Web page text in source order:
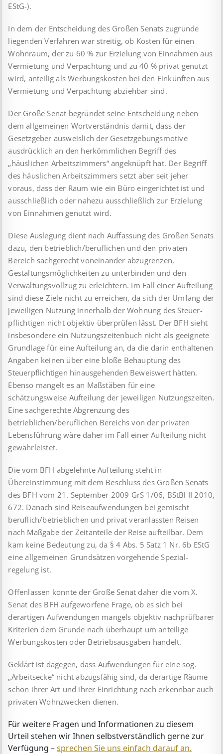
EStG-).
In dem der Entscheidung des Großen Senats zugrunde
liegenden Verfahren war streitig, ob Kosten für einen
Wohnraum, der zu 60 % zur Erzielung von Einnahmen aus
Vermietung und Ver­pachtung und zu 40 % privat genutzt
wird, anteilig als Wer­bungs­kosten bei den Einkünften aus
Vermietung und Ver­pach­tung abziehbar sind.
Der Große Senat begründet seine Entscheidung neben
dem all­ge­meinen Wortverständnis damit, dass der
Gesetzgeber aus­weis­lich der Gesetzgebungsmotive
ausdrücklich an den herkömm­lichen Begriff des
„häuslichen Arbeitszimmers“ angeknüpft hat. Der Begriff
des häuslichen Arbeitszimmers setzt aber seit jeher
voraus, dass der Raum wie ein Büro eingerichtet ist und
aus­schließlich oder nahezu ausschließlich zur Erzielung
von Ein­nah­men genutzt wird.
Diese Auslegung dient nach Auffassung des Großen Senats
dazu, den betrieblich/beruflichen und den privaten
Bereich sachgerecht voneinander abzugrenzen,
Gestaltungsmöglichkeiten zu unter­bin­den und den
Verwaltungsvollzug zu erleichtern. Im Fall einer Aufteilung
sind diese Ziele nicht zu erreichen, da sich der Um­fang der
jeweiligen Nutzung innerhalb der Wohnung des Steuer­
pflichtigen nicht objektiv überprüfen lässt. Der BFH sieht
ins­be­son­dere ein Nutzungszeitenbuch nicht als geeignete
Grundlage für eine Aufteilung an, da die darin enthaltenen
Angaben keinen über eine bloße Behauptung des
Steuerpflichtigen hinaus­ge­hen­den Beweiswert hätten.
Ebenso mangelt es an Maßstäben für eine
schätzungsweise Aufteilung der jeweiligen Nutzungszeiten.
Eine sachgerechte Abgrenzung des
betrieblichen/beruflichen Bereichs von der privaten
Lebensführung wäre daher im Fall einer Aufteilung nicht
gewährleistet.
Die vom BFH abgelehnte Aufteilung steht in
Übereinstimmung mit dem Beschluss des Großen Senats
des BFH vom 21. Sep­tember 2009 GrS 1/06, BStBl II 2010,
672. Danach sind Reise­aufwendungen bei gemischt
beruflich/betrieblichen und privat veranlassten Reisen
nach Maßgabe der Zeitanteile der Reise aufteilbar. Dem
kam keine Bedeutung zu, da § 4 Abs. 5 Satz 1 Nr. 6b EStG
eine allgemeinen Grundsätzen vorgehende Spe­zial­
regelung ist.
Offenlassen konnte der Große Senat daher die vom X.
Senat des BFH aufgeworfene Frage, ob es sich bei
derartigen Aufwen­dun­gen mangels objektiv nachprüfbarer
Kriterien dem Grunde nach überhaupt um anteilige
Werbungskosten oder Betriebs­ausgaben handelt.
Geklärt ist dagegen, dass Aufwendungen für eine sog.
„Arbeits­ecke“ nicht abzugsfähig sind, da derartige Räume
schon ihrer Art und ihrer Einrichtung nach erkennbar auch
privaten Wohn­zwecken dienen.
Für weitere Fragen und Informationen zu diesem
Urteil stehen wir Ihnen selbstverständlich gerne zur
Verfügung –sprechen Sie uns einfach darauf an.